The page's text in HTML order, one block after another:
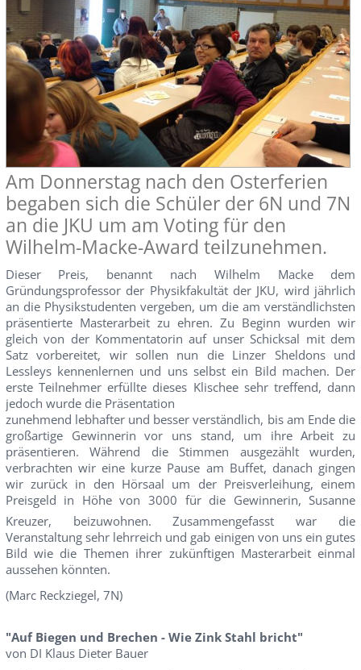
Am Donnerstag nach den Osterferien
begaben sich die Schüler der 6N und 7N
an die JKU um am Voting für den
Wilhelm-Macke-Award teilzunehmen.
Dieser Preis, benannt nach Wilhelm Macke dem
Gründungsprofessor der Physikfakultät der JKU, wird jährlich
an die Physikstudenten vergeben, um die am verständlichsten
präsentierte Masterarbeit zu ehren. Zu Beginn wurden wir
gleich von der Kommentatorin auf unser Schicksal mit dem
Satz vorbereitet, wir sollen nun die Linzer Sheldons und
Lessleys kennenlernen und uns selbst ein Bild machen. Der
erste Teilnehmer erfüllte dieses Klischee sehr treffend, dann
jedoch wurde die Präsentation
zunehmend lebhafter und besser verständlich, bis am Ende die
großartige Gewinnerin vor uns stand, um ihre Arbeit zu
präsentieren. Während die Stimmen ausgezählt wurden,
verbrachten wir eine kurze Pause am Buffet, danach gingen
wir zurück in den Hörsaal um der Preisverleihung, einem
Preisgeld in Höhe von 3000 für die Gewinnerin, Susanne
Kreuzer, beizuwohnen. Zusammengefasst war die
Veranstaltung sehr lehrreich und gab einigen von uns ein gutes
Bild wie die Themen ihrer zukünftigen Masterarbeit einmal
aussehen könnten.
(Marc Reckziegel, 7N)
"Auf Biegen und Brechen - Wie Zink Stahl bricht"
von DI Klaus Dieter Bauer